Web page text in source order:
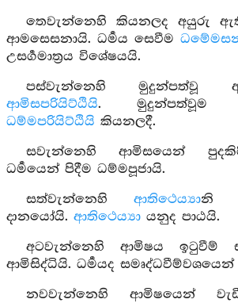
තෙවැන්නෙහි කියනලද අයුරු
ආමසෙසනායි. ධර්‍මය සෙවීම
උසර්‍ගමාත්‍රය විශේෂයයි.
පස්වැන්නෙහි මුදුන්පත්වූ
ආමිසපරියිට්ඨියි. මුදුන්පත්වූම
ධම්මපරියිට්ඨියි කියනලදී.
සවැන්නෙහි ආමිසයෙන්
ධර්‍මයෙන් පිදීම ධම්මපූජායි.
සත්වැන්නෙහි ආතිථෙය්‍යානි
දානයෝයි. ආතිථෙය්‍යා යනුද පාඨයි.
අටවැන්නෙහි ආමිෂය ඉටුවීම්
ආමිසිද්ධියි. ධර්‍මයද
නවවැන්නෙහි ආමිෂයෙන්